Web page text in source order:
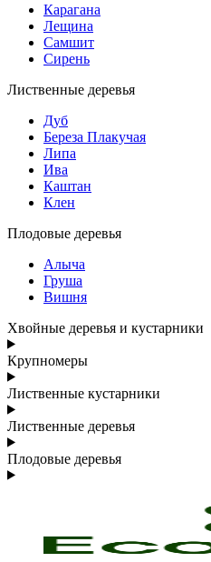
Карагана
Лещина
Самшит
Сирень
Лиственные деревья
Дуб
Береза Плакучая
Липа
Ива
Каштан
Клен
Плодовые деревья
Алыча
Груша
Вишня
Хвойные деревья и кустарники
Крупномеры
Лиственные кустарники
Лиственные деревья
Плодовые деревья